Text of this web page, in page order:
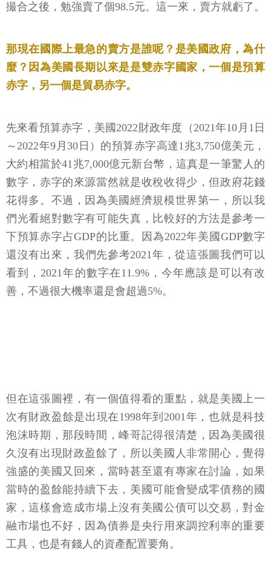
撮合之後，勉強賣了個98.5元。這一來，賣方就虧了。
那現在國際上最急的賣方是誰呢？是美國政府，為什
麼？因為美國長期以來是是雙赤字國家，一個是預算
赤字，另一個是貿易赤字。
先來看預算赤字，美國2022財政年度（2021年10月1日
～2022年9月30日）的預算赤字高達1兆3,750億美元，
大約相當於41兆7,000億元新台幣，這真是一筆驚人的
數字，赤字的來源當然就是收稅收得少，但政府花錢
花得多。不過，因為美國經濟規模世界第一，所以我
們光看絕對數字有可能失真，比較好的方法是參考一
下預算赤字占GDP的比重。因為2022年美國GDP數字
還沒有出來，我們先參考2021年，從這張圖我們可以
看到，2021年的數字在11.9%，今年應該是可以有改
善，不過很大機率還是會超過5%。
但在這張圖裡，有一個值得看的重點，就是美國上一
次有財政盈餘是出現在1998年到2001年，也就是科技
泡沫時期，那段時間，峰哥記得很清楚，因為美國很
久沒有出現財政盈餘了，所以美國人非常開心，覺得
強盛的美國又回來，當時甚至還有專家在討論，如果
當時的盈餘能持續下去，美國可能會變成零債務的國
家，這樣會造成市場上沒有美國公債可以交易，對金
融市場也不好，因為債券是央行用來調控利率的重要
工具，也是有錢人的資產配置要角。